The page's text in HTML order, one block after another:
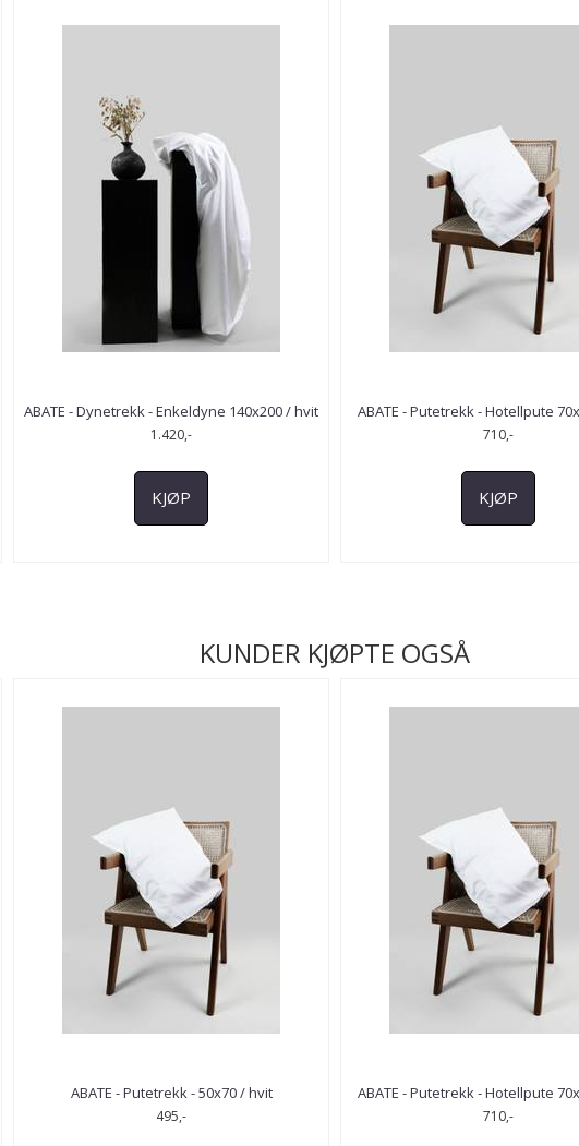
ABATE - Dynetrekk - Enkeldyne 140x200 / hvit
1.420,-
KJØP
ABATE - Putetrekk - Hotellpute
710,-
KJØP
KUNDER KJØPTE OGSÅ
ABATE - Putetrekk - 50x70 / hvit
495,-
ABATE - Putetrekk - Hotellpute
710,-